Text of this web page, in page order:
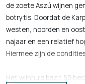
de zoete Aszú wijnen
botrytis. Doordat de
westen, noorden en
najaar en een relatief
Hiermee zijn de
Het wijnhuis bezit 60